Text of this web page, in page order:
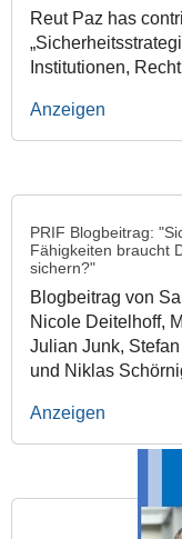
Reut Paz has
Institutionen,
Anzeigen
PRIF Blogbeitrag:
Fähigkeiten braucht
sichern?"
Blogbeitrag von
Nicole Deitelhoff,
Julian Junk,
und Niklas
Anzeigen